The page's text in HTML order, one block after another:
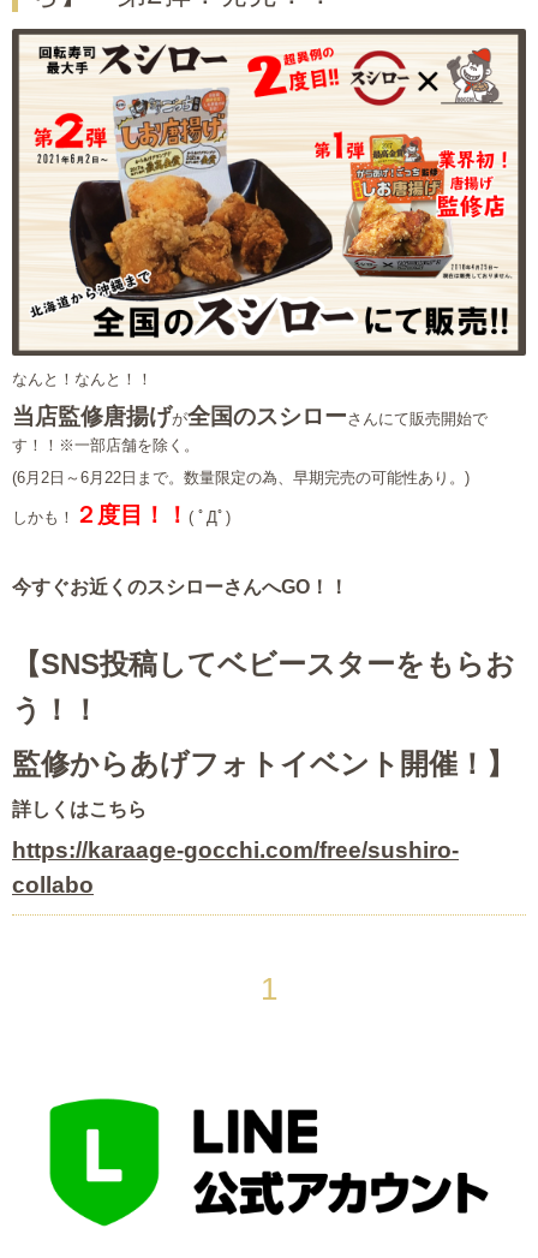
なんと！なんと！！
当店監修唐揚げが全国のスシローさんにて販売開始で
す！！※一部店舗を除く。
(6月2日～6月22日まで。数量限定の為、早期完売の可能性あり。)
しかも！ ２度目！！ ( ﾟДﾟ)
今すぐお近くのスシローさんへGO！！
【SNS投稿してベビースターをもらお
う！！
監修からあげフォトイベント開催！】
詳しくはこちら
https://karaage-gocchi.com/free/sushiro-
collabo
1